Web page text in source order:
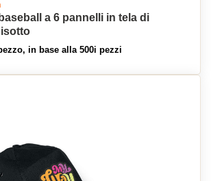
a 6 pannelli in tela di
in base alla 500i pezzi